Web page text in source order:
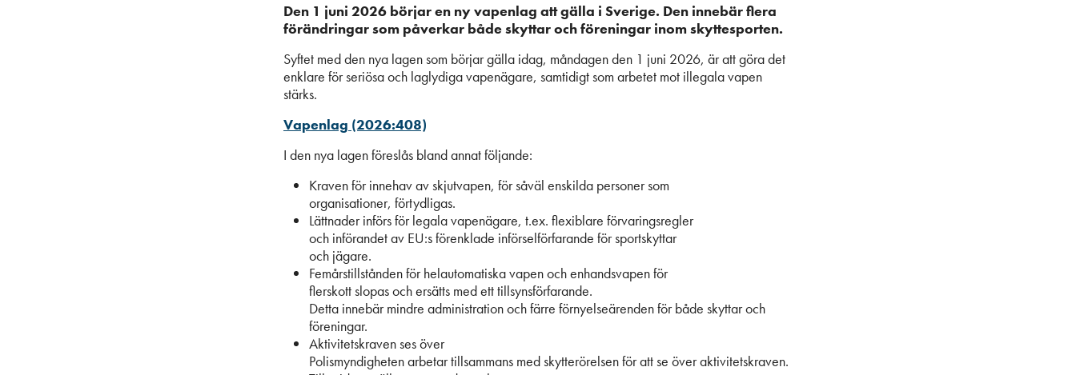
Den 1 juni 2026 börjar en ny vapenlag att gälla i Sverige. Den innebär flera
förändringar som påverkar både skyttar och föreningar inom skyttesporten.
Syftet med den nya lagen som börjar gälla idag, måndagen den 1 juni 2026, är att göra det
enklare för seriösa och laglydiga vapenägare, samtidigt som arbetet mot illegala vapen
stärks.
Vapenlag (2026:408)
I den nya lagen föreslås bland annat följande:
Kraven för innehav av skjutvapen, för såväl enskilda personer som
organisationer, förtydligas.
Lättnader införs för legala vapenägare, t.ex. flexiblare förvaringsregler
och införandet av EU:s förenklade införselförfarande för sportskyttar
och jägare.
Femårstillstånden för helautomatiska vapen och enhandsvapen för
flerskott slopas och ersätts med ett tillsynsförfarande.
Detta innebär mindre administration och färre förnyelseärenden för både skyttar och
föreningar.
Aktivitetskraven ses över
Polismyndigheten arbetar tillsammans med skytterörelsen för att se över aktivitetskraven.